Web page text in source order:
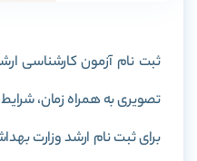
تصویری به همراه زمان،
برای ثبت نام ارشد وزارت